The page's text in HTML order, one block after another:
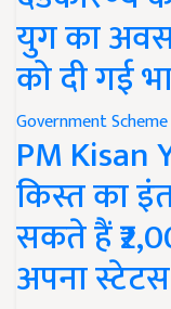
युग का
को दी गई
Government Scheme
PM Kisan
किस्त का
सकते हैं
अपना स्टेटस